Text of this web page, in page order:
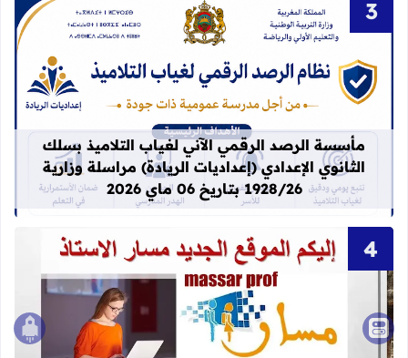
قراءة المزيد عن مأسسة الرصد الرقمي الآني
مأسسة الرصد الرقمي الآني لغياب التلاميذ بسلك
الثانوي الإعدادي (إعداديات الريادة) مراسلة وزارية
1928/26 بتاريخ 06 ماي 2026
قراءة المزيد عن idprovider men gov ma massar men gov ma العنوان الجديد لموقع مسار